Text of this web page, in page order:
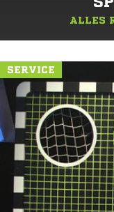
ALLES
SERVICE